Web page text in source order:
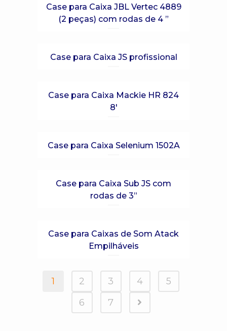
Case para Caixa JBL Vertec 4889
(2 peças) com rodas de 4 ”
Case para Caixa JS profissional
Case para Caixa Mackie HR 824
8′
Case para Caixa Selenium 1502A
Case para Caixa Sub JS com
rodas de 3”
Case para Caixas de Som Atack
Empilháveis
1 2 3 4
5
6
7